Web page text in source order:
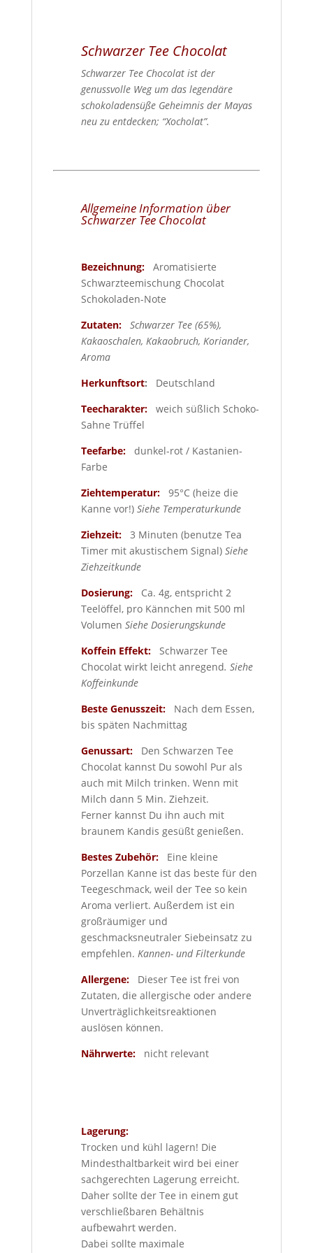
Schwarzer Tee Chocolat
Schwarzer Tee Chocolat ist der
genussvolle Weg um das legendäre
schokoladensüße Geheimnis der Mayas
neu zu entdecken; “Xocholat”.
Allgemeine Information über
Schwarzer Tee Chocolat
Bezeichnung: Aromatisierte
Schwarzteemischung Chocolat
Schokoladen-Note
Zutaten: Schwarzer Tee (65%),
Kakaoschalen, Kakaobruch, Koriander,
Aroma
Herkunftsort: Deutschland
Teecharakter: weich süßlich Schoko-
Sahne Trüffel
Teefarbe:
dunkel-rot / Kastanien-
Farbe
Ziehtemperatur:
95°C (heize die
Kanne vor!) Siehe Temperaturkunde
Ziehzeit:
3 Minuten (benutze Tea
Timer mit akustischem Signal) Siehe
Ziehzeitkunde
Dosierung:
Ca. 4g, entspricht 2
Teelöffel, pro Kännchen mit 500 ml
Volumen Siehe Dosierungskunde
Koffein Effekt: Schwarzer Tee
Chocolat wirkt leicht anregend. Siehe
Koffeinkunde
Beste Genusszeit:Nach dem Essen,
bis späten Nachmittag
Genussart:Den Schwarzen Tee
Chocolat kannst Du sowohl Pur als
auch mit Milch trinken. Wenn mit
Milch dann 5 Min. Ziehzeit.
Ferner kannst Du ihn auch mit
braunem Kandis gesüßt genießen.
Bestes Zubehör:Eine kleine
Porzellan Kanne ist das beste für den
Teegeschmack, weil der Tee so kein
Aroma verliert. Außerdem ist ein
großräumiger und
geschmacksneutraler Siebeinsatz zu
empfehlen. Kannen- und Filterkunde
Allergene: Dieser Tee ist frei von
Zutaten, die allergische oder andere
Unverträglichkeitsreaktionen
auslösen können.
Nährwerte: nicht relevant
Lagerung:
Trocken und kühl lagern! Die
Mindesthaltbarkeit wird bei einer
sachgerechten Lagerung erreicht.
Daher sollte der Tee in einem gut
verschließbaren Behältnis
aufbewahrt werden.
Dabei sollte maximale